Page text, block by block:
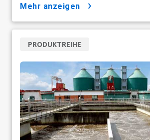
mehr anzeigen
PRODUKTREIHE